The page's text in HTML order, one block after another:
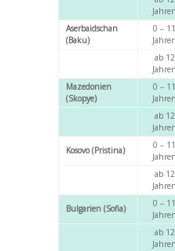
Jahren
Aserbaidschan
(Baku)
0 – 11
Jahren
ab 12
Jahren
Mazedonien
(Skopye)
0 – 11
Jahren
ab 12
Jahren
Kosovo (Pristina)
0 – 11
Jahren
ab 12
Jahren
Bulgarien (Sofia)
0 – 11
Jahren
ab 12
Jahren